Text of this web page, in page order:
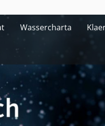
Wassercharta